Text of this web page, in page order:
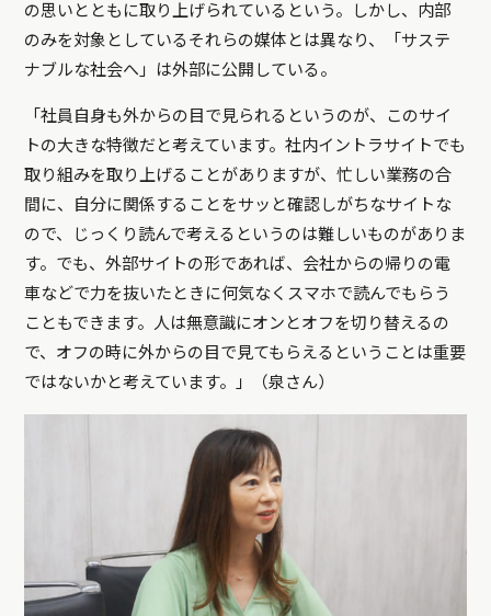
の思いとともに取り上げられているという。しかし、内部
のみを対象としているそれらの媒体とは異なり、「サステ
ナブルな社会へ」は外部に公開している。
「社員自身も外からの目で見られるというのが、このサイ
トの大きな特徴だと考えています。社内イントラサイトでも
取り組みを取り上げることがありますが、忙しい業務の合
間に、自分に関係することをサッと確認しがちなサイトな
ので、じっくり読んで考えるというのは難しいものがありま
す。でも、外部サイトの形であれば、会社からの帰りの電
車などで力を抜いたときに何気なくスマホで読んでもらう
こともできます。人は無意識にオンとオフを切り替えるの
で、オフの時に外からの目で見てもらえるということは重要
ではないかと考えています。」（泉さん）